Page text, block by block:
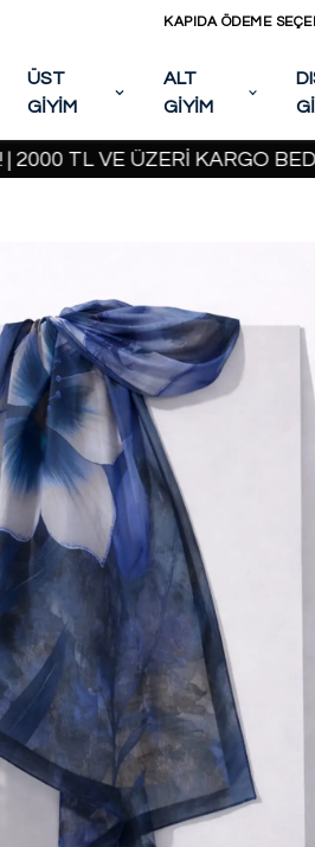
KAPIDA ÖDEME
ÜST
GİYİM
ALT
GİYİM
VE ÜZERİ KARGO BEDAVA